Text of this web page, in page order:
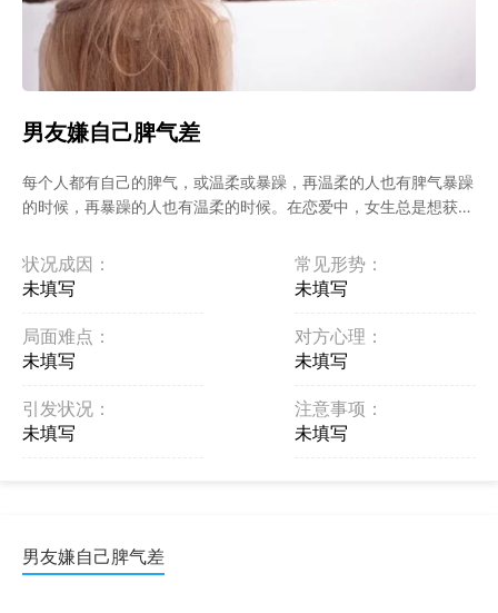
男友嫌自己脾气差
每个人都有自己的脾气，或温柔或暴躁，再温柔的人也有脾气暴躁
的时候，再暴躁的人也有温柔的时候。在恋爱中，女生总是想获得
状况成因：
未填写
常见形势：
未填写
局面难点：
未填写
对方心理：
未填写
引发状况：
未填写
注意事项：
未填写
男友嫌自己脾气差